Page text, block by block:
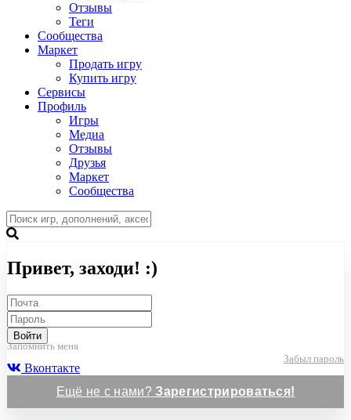
Отзывы
Теги
Сообщества
Маркет
Продать игру
Купить игру
Сервисы
Профиль
Игры
Медиа
Отзывы
Друзья
Маркет
Сообщества
Привет, заходи! :)
Войти
Запомнить меня
Забыл пароль
Вконтакте
Ещё не с нами?Зарегистрироваться!